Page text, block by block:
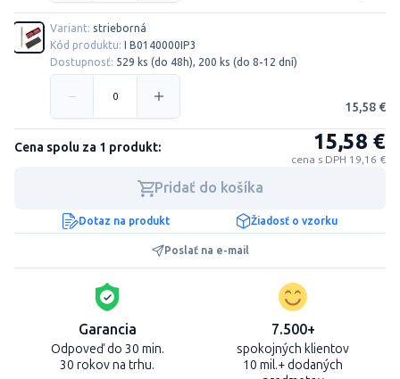
Variant: strieborná
Kód produktu:
I B0140000IP3
Dostupnosť: 529 ks (do 48h), 200 ks (do 8-12 dní)
15,58 €
Cena spolu za 1 produkt: 15,58 €
cena s DPH 19,16 €
Pridať do košíka
Dotaz na produkt Žiadosť o vzorku
Poslať na e-mail
Garancia
Odpoveď do 30 min.
30 rokov na trhu.
7.500+
spokojných klientov
10 mil.+ dodaných